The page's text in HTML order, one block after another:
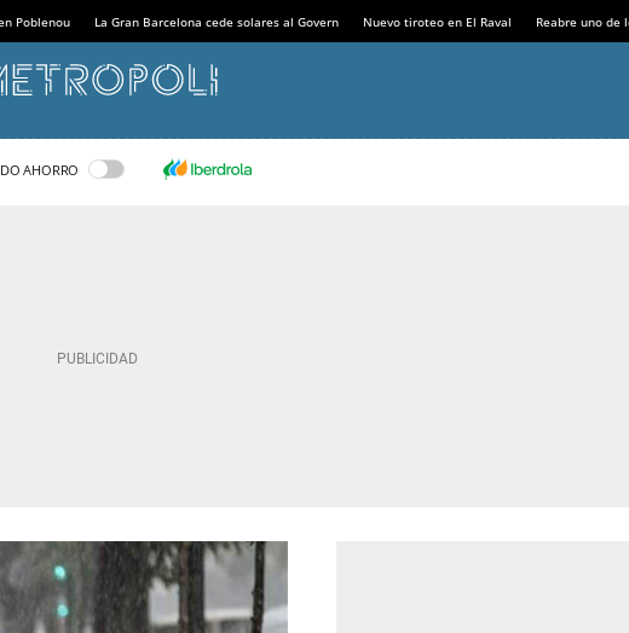
Poblenou La Gran Barcelona cede solares al Govern Nuevo tiroteo en El Raval Reabre uno de
AHORRO